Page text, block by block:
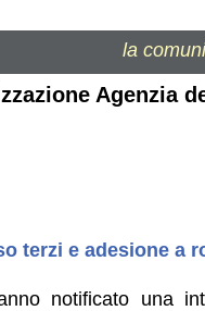
la
Agenzia
terzi e adesione a
notificato una